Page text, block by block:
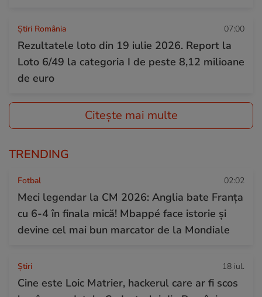
Știri România 07:00
Rezultatele loto din 19 iulie 2026. Report la
Loto 6/49 la categoria I de peste 8,12 milioane
de euro
Citește mai multe
TRENDING
Fotbal 02:02
Meci legendar la CM 2026: Anglia bate Franța
cu 6-4 în finala mică! Mbappé face istorie și
devine cel mai bun marcator de la Mondiale
Ştiri 18 iul.
Cine este Loic Matrier, hackerul care ar fi scos